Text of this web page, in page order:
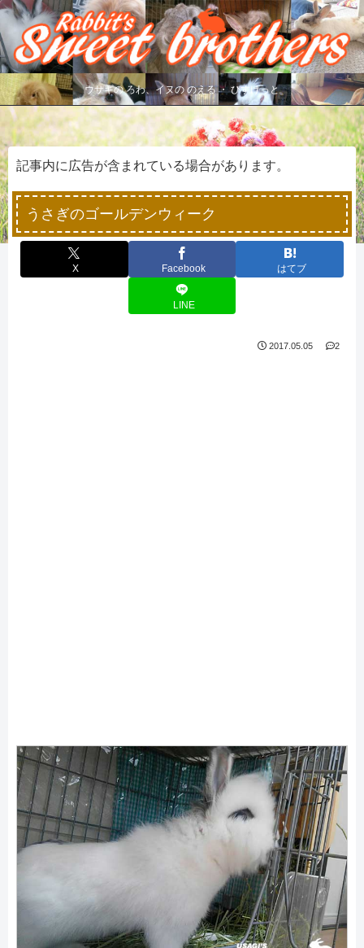
ウサギの ろわ、イヌの のえる ・ びすけっと
記事内に広告が含まれている場合があります。
うさぎのゴールデンウィーク
X Facebook はてブ
LINE
2017.05.05 2